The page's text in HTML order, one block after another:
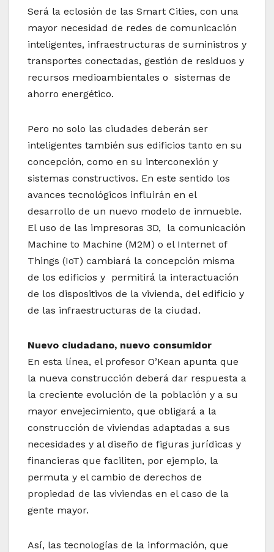
Será la eclosión de las Smart Cities, con una
mayor necesidad de redes de comunicación
inteligentes, infraestructuras de suministros y
transportes conectadas, gestión de residuos y
recursos medioambientales o sistemas de
ahorro energético.
Pero no solo las ciudades deberán ser
inteligentes también sus edificios tanto en su
concepción, como en su interconexión y
sistemas constructivos. En este sentido los
avances tecnológicos influirán en el
desarrollo de un nuevo modelo de inmueble.
El uso de las impresoras 3D, la comunicación
Machine to Machine (M2M) o el Internet of
Things (IoT) cambiará la concepción misma
de los edificios y permitirá la interactuación
de los dispositivos de la vivienda, del edificio y
de las infraestructuras de la ciudad.
Nuevo ciudadano, nuevo consumidor
En esta línea, el profesor O’Kean apunta que
la nueva construcción deberá dar respuesta a
la creciente evolución de la población y a su
mayor envejecimiento, que obligará a la
construcción de viviendas adaptadas a sus
necesidades y al diseño de figuras jurídicas y
financieras que faciliten, por ejemplo, la
permuta y el cambio de derechos de
propiedad de las viviendas en el caso de la
gente mayor.
Así, las tecnologías de la información, que